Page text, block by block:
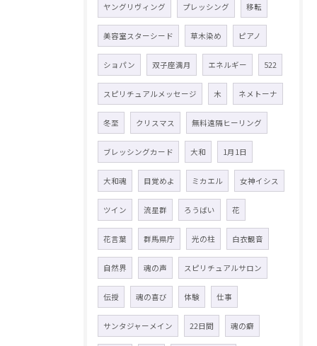
ヤングリヴィング プレッシング 移転
美容室スターシード 草木染め ピアノ
ショパン 双子座満月 エネルギー 522
スピリチュアルメッセージ 木 ネメトーナ
冬至 クリスマス 無料遠隔ヒーリング
ブレッシングカード 大和 1月1日
大和魂 目覚めよ ミカエル 女神イシス
ツイン 流星群 ろうばい 花
花言葉 群馬県庁 光の柱 白衣観音
自然界 魂の声 スピリチュアルサロン
伝授 魂の喜び 体験 仕事
サンタジャーメイン 22日間 魂の癖